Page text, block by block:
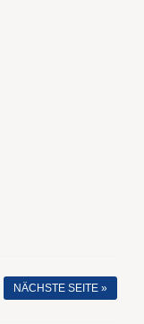
NÄCHSTE SEITE »